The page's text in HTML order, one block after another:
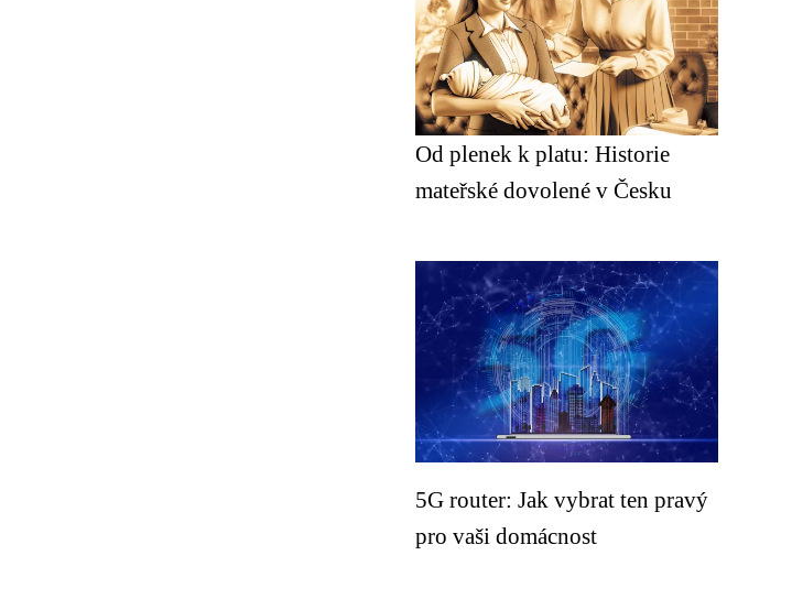
Od plenek k platu: Historie
mateřské dovolené v Česku
5G router: Jak vybrat ten pravý
pro vaši domácnost